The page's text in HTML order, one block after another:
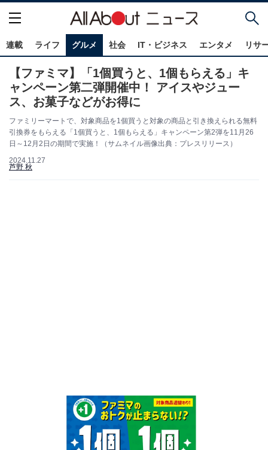
連載 ライフ グルメ 社会 IT・ビジネス エンタメ リサ
【ファミマ】「1個買うと、1個もらえる」キ
ャンペーン第二弾開催中！ アイスやジュー
ス、お菓子などがお得に
ファミリーマートで、対象商品を1個買うと対象の商品と引き換えられる無料
引換券をもらえる「1個買うと、1個もらえる」キャンペーン第2弾を11月26
日～12月2日の期間で実施！（サムネイル画像出典：プレスリリース）
2024.11.27
芦野 秋